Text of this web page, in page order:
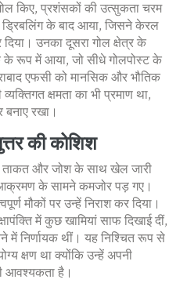
किए, प्रशंसकों की उत्सुकता चरम
के बाद आया, जिसने केरल
दिया। उनका दूसरा गोल क्षेत्र के
के रूप में आया, जो सीधे गोलपोस्ट के
एफसी को मानसिक और भौतिक
क्षमता का भी प्रमाण था,
बनाए रखा।
की कोशिश
ताकत और जोश के साथ खेल जारी
के सामने कमजोर पड़ गए।
मौकों पर उन्हें निराश कर दिया।
में कुछ खामियां साफ दिखाई दीं,
में निर्णायक थीं। यह निश्चित रूप से
क्षण था क्योंकि उन्हें अपनी
आवश्यकता है।